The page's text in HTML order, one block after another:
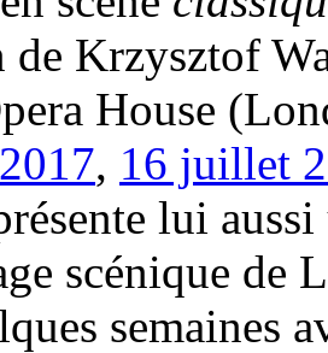
de Krzysztof
House
, 16 juillet
lui
scénique de
semaines